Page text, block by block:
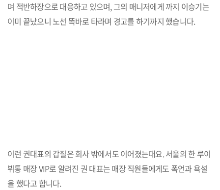
며 적반하장으로 대응하고 있으며, 그의 매니저에게 까지 이승기는
이미 끝났으니 노선 똑바로 타라며 경고를 하기까지 했습니다.
이런 권대표의 갑질은 회사 밖에서도 이어졌는대요. 서울의 한 루이
뷔통 매장 VIP로 알려진 권 대표는 매장 직원들에게도 폭언과 욕설
을 했다고 합니다.